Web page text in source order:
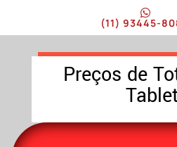
(11) 93445-
Preços de